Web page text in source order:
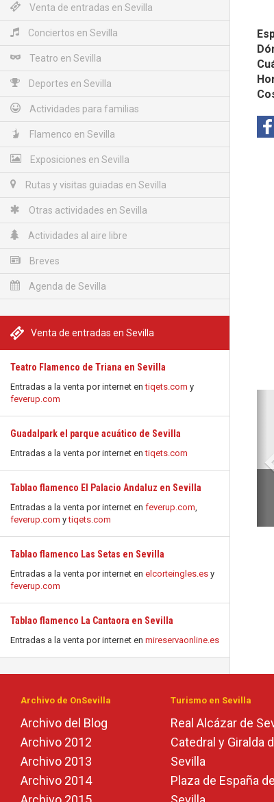
Venta de entradas en Sevilla
Conciertos en Sevilla
Teatro en Sevilla
Deportes en Sevilla
Actividades para familias
Flamenco en Sevilla
Exposiciones en Sevilla
Rutas y visitas guiadas en Sevilla
Otras actividades en Sevilla
Actividades al aire libre
Breves
Agenda de Sevilla
Venta de entradas en Sevilla
Teatro Flamenco de Triana en Sevilla
Entradas a la venta por internet entiqets.com y
feverup.com
Guadalpark el parque acuático de Sevilla
Entradas a la venta por internet entiqets.com
Tablao flamenco El Palacio Andaluz en Sevilla
Entradas a la venta por internet en feverup.com,
feverup.com ytiqets.com
Tablao flamenco Las Setas en Sevilla
Entradas a la venta por internet en elcorteingles.es y
feverup.com
Tablao flamenco La Cantaora en Sevilla
Entradas a la venta por internet en mireservaonline.es
Archivo de OnSevilla
Archivo del Blog
Archivo 2012
Archivo 2013
Archivo 2014
Turismo en Sevilla
Real Alcázar de
Catedral y Giralda
Sevilla
Plaza de España de